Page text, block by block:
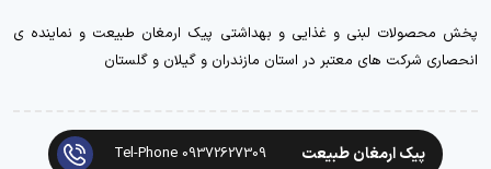
پخش محصولات لبنی و غذایی و بهداشتی پیک ارمغان طبیعت و نماینده ی
انحصاری شرکت های معتبر در استان مازندران و گیلان و گلستان
پیک ارمغان طبیعت Tel-Phone 09372627309